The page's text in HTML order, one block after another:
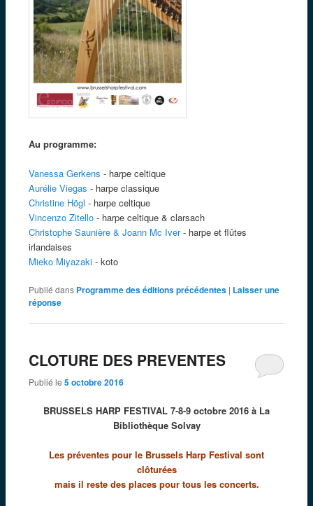
Au programme:
Vanessa Gerkens - harpe celtique
Aurélie Viegas - harpe classique
Christine Högl - harpe celtique
Vincenzo Zitello- harpe celtique & clarsach
Christophe Saunière & Joann Mc Iver- harpe et flûtes
irlandaises
Mieko Miyazaki- koto
Publié dans Programme des éditions précédentes | Laisser une
réponse
CLOTURE DES PREVENTES
Publié le 5 octobre 2016
BRUSSELS HARP FESTIVAL 7-8-9 octobre 2016 à La
Bibliothèque Solvay
Les préventes pour le Brussels Harp Festival sont
clôturées
mais il reste des places pour tous les concerts.